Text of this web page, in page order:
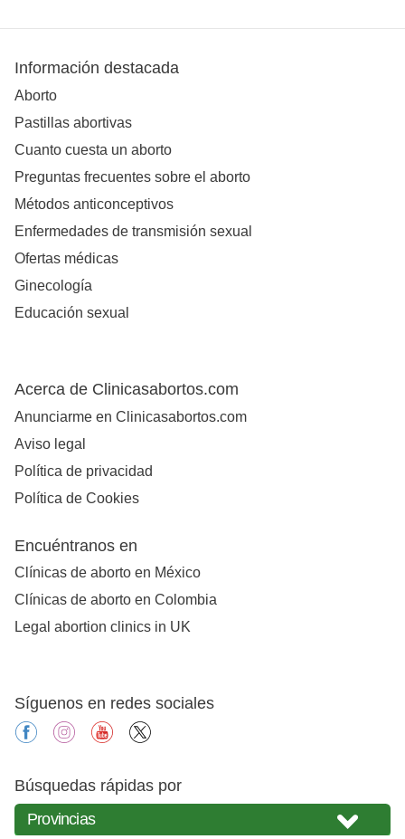
Información destacada
Aborto
Pastillas abortivas
Cuanto cuesta un aborto
Preguntas frecuentes sobre el aborto
Métodos anticonceptivos
Enfermedades de transmisión sexual
Ofertas médicas
Ginecología
Educación sexual
Acerca de Clinicasabortos.com
Anunciarme en Clinicasabortos.com
Aviso legal
Política de privacidad
Política de Cookies
Encuéntranos en
Clínicas de aborto en México
Clínicas de aborto en Colombia
Legal abortion clinics in UK
Síguenos en redes sociales
facebookinstagramyoutube
Búsquedas rápidas por